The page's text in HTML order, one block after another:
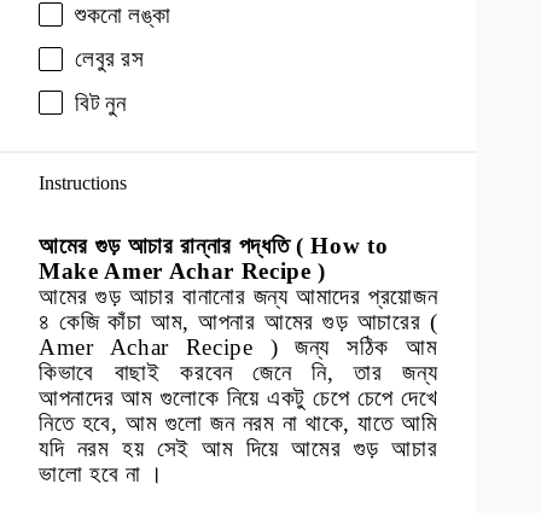
শুকনো লঙ্কা
লেবুর রস
বিট নুন
Instructions
আমের গুড় আচার রান্নার পদ্ধতি ( How to
Make Amer Achar Recipe )
আমের গুড় আচার বানানোর জন্য আমাদের প্রয়োজন
৪ কেজি কাঁচা আম, আপনার আমের গুড় আচারের (
Amer Achar Recipe ) জন্য সঠিক আম
কিভাবে বাছাই করবেন জেনে নি, তার জন্য
আপনাদের আম গুলোকে নিয়ে একটু চেপে চেপে দেখে
নিতে হবে, আম গুলো জন নরম না থাকে, যাতে আমি
যদি নরম হয় সেই আম দিয়ে আমের গুড় আচার
ভালো হবে না ।